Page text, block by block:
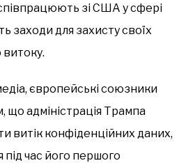
зі США у сфері
заходи для захисту своїх
європейські союзники
адміністрація Трампа
витік конфіденційних даних,
час його першого